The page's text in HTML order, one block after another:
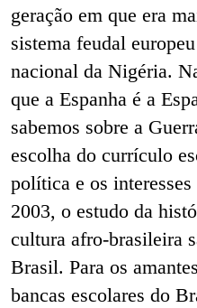
geração em que era
sistema feudal
nacional da Nigéria.
que a Espanha é a
sabemos sobre a
escolha do currículo
política e os
2003, o estudo da
cultura afro-brasileira
Brasil. Para os
bancas escolares do